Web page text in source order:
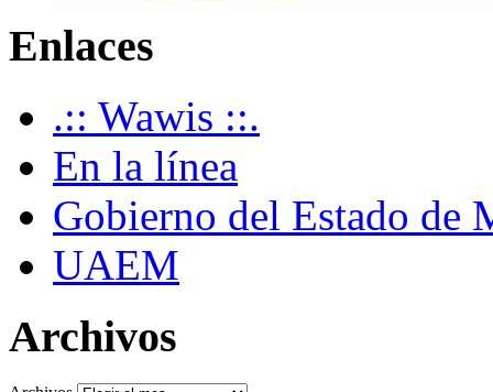
Enlaces
.:: Wawis ::.
En la línea
Gobierno del Estado de
UAEM
Archivos